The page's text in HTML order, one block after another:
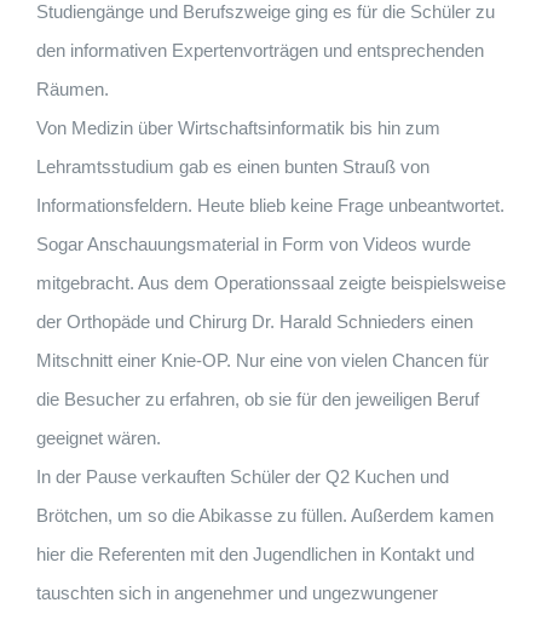
Studiengänge und Berufszweige ging es für die Schüler zu
den informativen Expertenvorträgen und entsprechenden
Räumen.
Von Medizin über Wirtschaftsinformatik bis hin zum
Lehramtsstudium gab es einen bunten Strauß von
Informationsfeldern. Heute blieb keine Frage unbeantwortet.
Sogar Anschauungsmaterial in Form von Videos wurde
mitgebracht. Aus dem Operationssaal zeigte beispielsweise
der Orthopäde und Chirurg Dr. Harald Schnieders einen
Mitschnitt einer Knie-OP. Nur eine von vielen Chancen für
die Besucher zu erfahren, ob sie für den jeweiligen Beruf
geeignet wären.
In der Pause verkauften Schüler der Q2 Kuchen und
Brötchen, um so die Abikasse zu füllen. Außerdem kamen
hier die Referenten mit den Jugendlichen in Kontakt und
tauschten sich in angenehmer und ungezwungener